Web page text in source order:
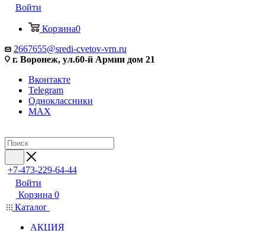
Войти
Корзина0
2667655@sredi-cvetov-vrn.ru
г. Воронеж, ул.60-й Армии дом 21
Вконтакте
Telegram
Одноклассники
MAX
+7-473-229-64-44
Войти
Корзина 0
Каталог
АКЦИЯ